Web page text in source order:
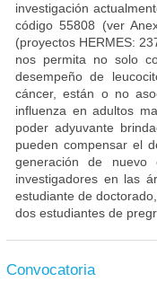
investigación
código 55808 (ver
(proyectos HERMES:
nos permita no solo
desempeño de
cáncer, están o no
influenza en adultos
poder adyuvante
pueden compensar el
generación de nuevo
investigadores en las
estudiante de
dos estudiantes de
Convocatoria